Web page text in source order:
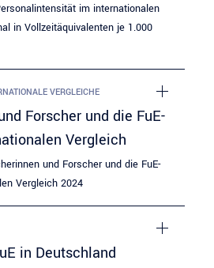
im internationalen
in Vollzeitäquivalenten je 1.000
VERGLEICHE
Forscher und die FuE-
Vergleich
und Forscher und die FuE-
Vergleich 2024
in Deutschland